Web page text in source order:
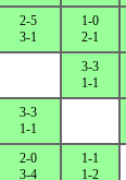
2-5
3-1
1-0
2-1
3-3
1-1
3-3
1-1
2-0
3-4
1-1
1-2